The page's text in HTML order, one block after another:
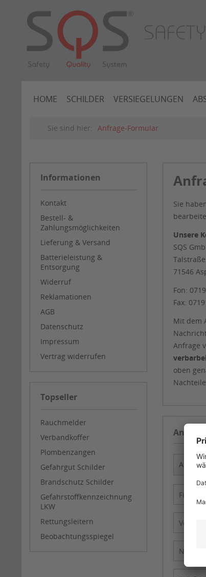
HOME SCHILDER VERSIEGELUNGEN
Sie sind hier: Anfrage-Formular
Informationen
Kontakt
Bestell- &
Zahlungsmöglichkeiten
Lieferung & Versand
Batterieleistung &
Entsorgung
Widerruf
Reklamationen
AGB
Datenschutz
Impressum
Vertrag widerrufen
Topseller
Rauchmelder
Verbandkoffer
Plombenzangen
Gefahrgut Schilder
Brandschutz Schilder
Gefahrstoffkennzeichnung
LKW
Rettungsleitern
Beobachtungsspiegel
Sie
Unsere
SQS
71546
Fon:
Fax:
Mit dem
Anfrage
oben